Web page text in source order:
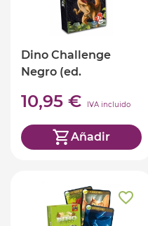
Dino Challenge
Negro (ed.
10,95 € IVA incluido
Añadir